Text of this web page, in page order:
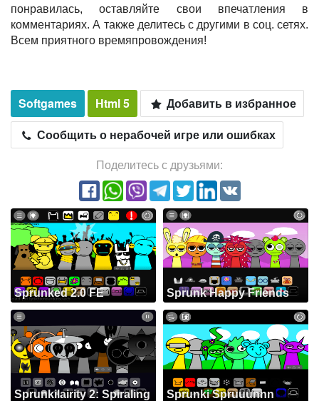
понравилась, оставляйте свои впечатления в
комментариях. А также делитесь c другими в соц. сетях.
Всем приятного времяпровождения!
Softgames Html 5
Добавить в избранное
Сообщить о нерабочей игре или ошибках
Поделитесь с друзьями:
Sprunked 2.0 FE Sprunk Happy Friends
Sprunkilairity 2: Spiraling Sprunki Spruuunnn